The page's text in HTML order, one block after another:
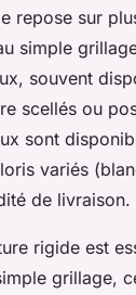
repose sur
simple
souvent
scellés ou
sont
variés
de livraison.
rigide est
grillage,